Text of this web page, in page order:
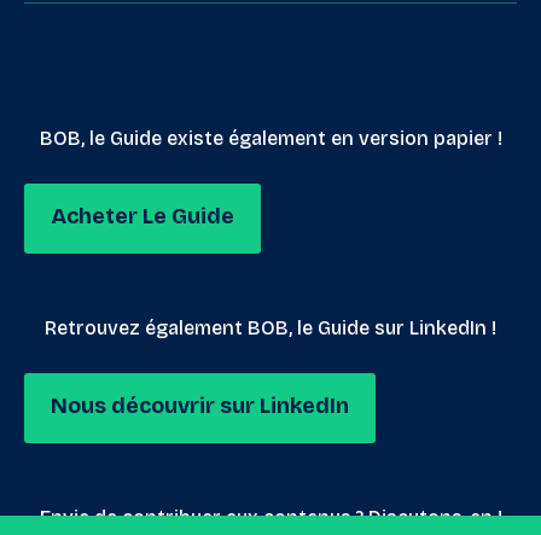
BOB, le Guide existe également en version papier !
Acheter Le Guide
Retrouvez également BOB, le Guide sur LinkedIn !
Nous découvrir sur LinkedIn
Envie de contribuer aux contenus ? Discutons-en !